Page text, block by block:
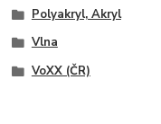
Polyakryl, Akryl
Vlna
VoXX (ČR)